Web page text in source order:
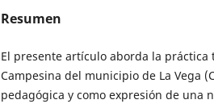
Resumen
El presente artículo aborda la
Campesina del municipio de La Vega
pedagógica y como expresión de una